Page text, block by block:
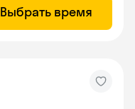
Выбрать время